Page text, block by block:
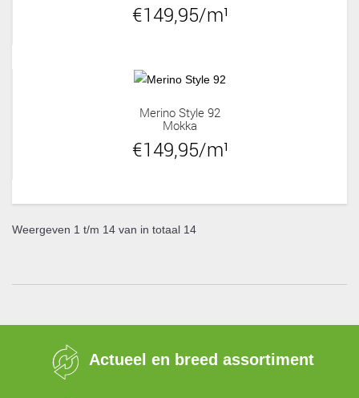
€149,95/m¹
Merino Style 92
Mokka
€149,95/m¹
Weergeven 1 t/m 14 van in totaal 14
Actueel en breed assortiment